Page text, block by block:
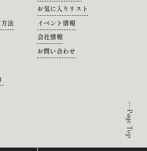
Page Top
お気に入りリスト
法
イベント情報
会社情報
お問い合わせ